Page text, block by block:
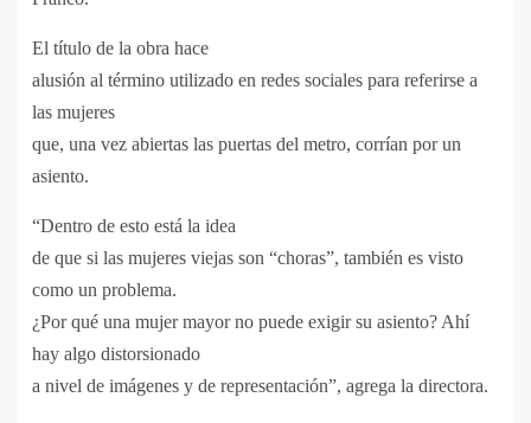
El título de la obra hace
alusión al término utilizado en redes sociales para referirse a
las mujeres
que, una vez abiertas las puertas del metro, corrían por un
asiento.
“Dentro de esto está la idea
de que si las mujeres viejas son “choras”, también es visto
como un problema.
¿Por qué una mujer mayor no puede exigir su asiento? Ahí
hay algo distorsionado
a nivel de imágenes y de representación”, agrega la directora.